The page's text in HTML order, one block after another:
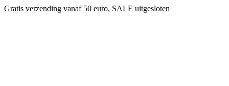
Gratis verzending vanaf 50 euro, SALE uitgesloten